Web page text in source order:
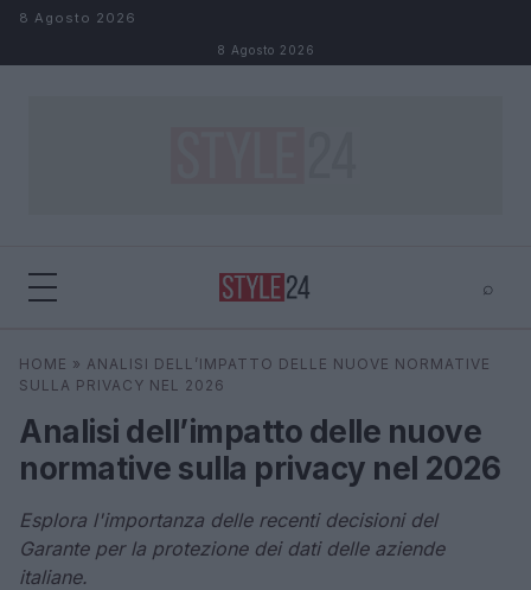
Salta al contenuto
8 Agosto 2026
8 Agosto 2026
⌕
Cerca ⌕ ×
HOME » ANALISI DELL’IMPATTO DELLE NUOVE NORMATIVE
SULLA PRIVACY NEL 2026
Analisi dell’impatto delle nuove
normative sulla privacy nel 2026
Esplora l'importanza delle recenti decisioni del
Garante per la protezione dei dati delle aziende
italiane.